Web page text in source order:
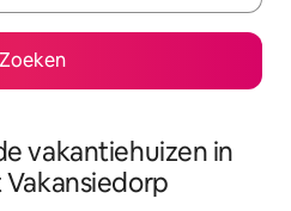
Zoeken
vakantiehuizen in